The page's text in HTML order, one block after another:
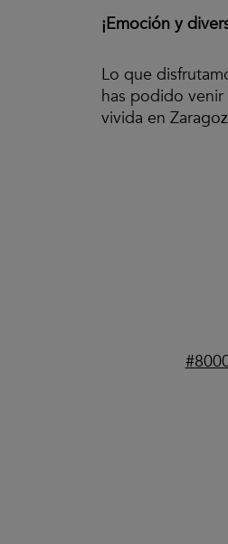
¡Emoción y
Lo que
has podido venir
vivida en